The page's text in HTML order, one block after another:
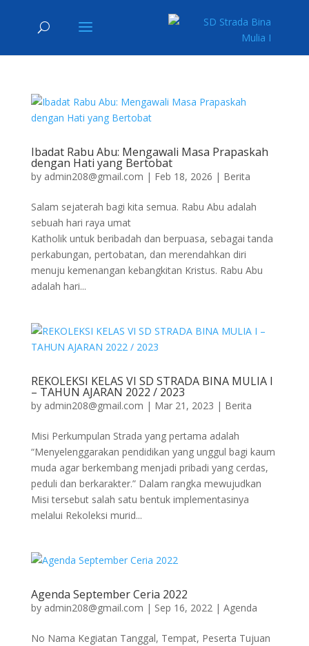
Ibadat Rabu Abu: Mengawali Masa Prapaskah
dengan Hati yang Bertobat
by admin208@gmail.com | Feb 18, 2026 | Berita
Salam sejaterah bagi kita semua. Rabu Abu adalah
sebuah hari raya umat
Katholik untuk beribadah dan berpuasa, sebagai tanda
perkabungan, pertobatan, dan merendahkan diri
menuju kemenangan kebangkitan Kristus. Rabu Abu
adalah hari...
REKOLEKSI KELAS VI SD STRADA BINA MULIA I
– TAHUN AJARAN 2022 / 2023
by admin208@gmail.com | Mar 21, 2023 | Berita
Misi Perkumpulan Strada yang pertama adalah
“Menyelenggarakan pendidikan yang unggul bagi kaum
muda agar berkembang menjadi pribadi yang cerdas,
peduli dan berkarakter.” Dalam rangka mewujudkan
Misi tersebut salah satu bentuk implementasinya
melalui Rekoleksi murid...
Agenda September Ceria 2022
by admin208@gmail.com | Sep 16, 2022| Agenda
No Nama Kegiatan Tanggal, Tempat, Peserta Tujuan